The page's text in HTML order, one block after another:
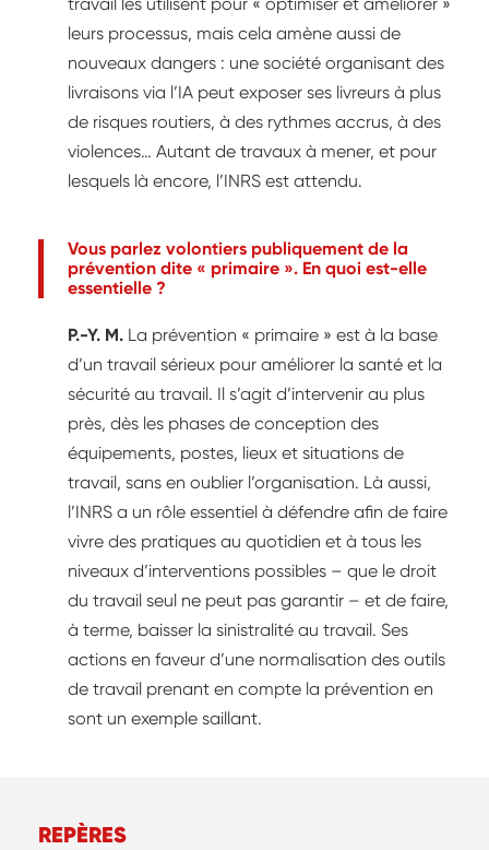
leurs processus, mais cela amène aussi de
nouveaux dangers : une société organisant des
livraisons via l’IA peut exposer ses livreurs à plus
de risques routiers, à des rythmes accrus, à des
violences… Autant de travaux à mener, et pour
lesquels là encore, l’INRS est attendu.
Vous parlez volontiers publiquement de la
prévention dite « primaire ». En quoi est-elle
essentielle ?
P.-Y. M. La prévention « primaire » est à la base
d’un travail sérieux pour améliorer la santé et la
sécurité au travail. Il s’agit d’intervenir au plus
près, dès les phases de conception des
équipements, postes, lieux et situations de
travail, sans en oublier l’organisation. Là aussi,
l’INRS a un rôle essentiel à défendre afin de faire
vivre des pratiques au quotidien et à tous les
niveaux d’interventions possibles – que le droit
du travail seul ne peut pas garantir – et de faire,
à terme, baisser la sinistralité au travail. Ses
actions en faveur d’une normalisation des outils
de travail prenant en compte la prévention en
sont un exemple saillant.
REPÈRES